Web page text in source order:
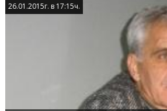
26.01.2015г. в 17:15ч.
26.01.2015г. в 17:15ч.